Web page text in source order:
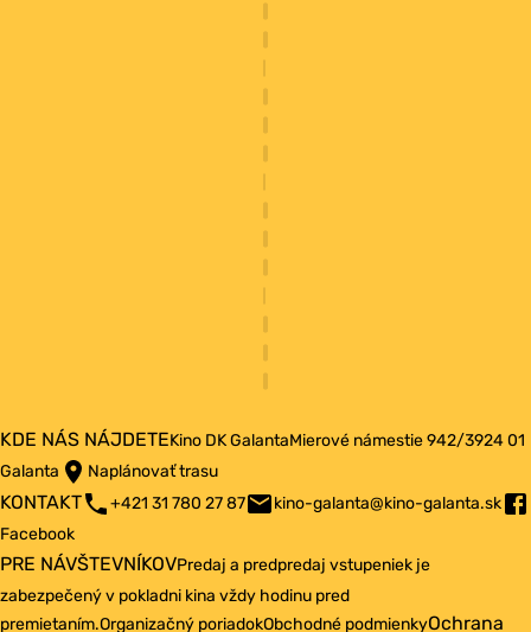
KDE NÁS NÁJDETEKino DK GalantaMierové námestie 942/3924 01
Galanta
Naplánovať trasu
KONTAKT +421 31 780 27 87
kino-galanta@kino-galanta.sk
Facebook
PRE NÁVŠTEVNÍKOVPredaj a predpredaj vstupeniek je
zabezpečený v pokladni kina vždy hodinu pred
premietaním.Organizačný poriadokObchodné podmienkyOchrana